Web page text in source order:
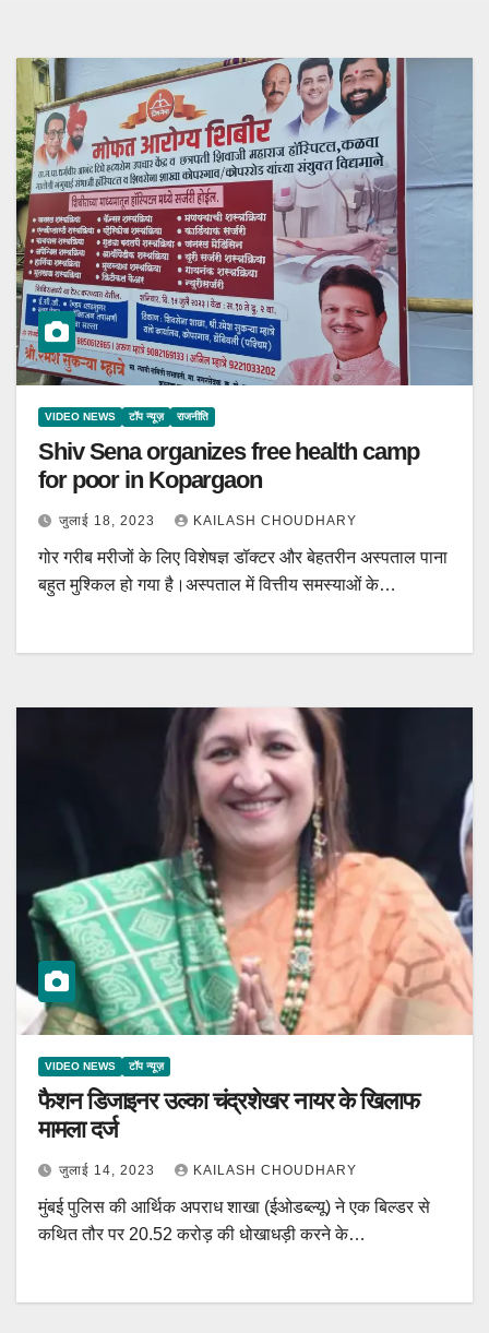
VIDEO NEWS टॉप न्यूज़ राजनीति
Shiv Sena organizes free health camp
for poor in Kopargaon
जुलाई 18, 2023 KAILASH CHOUDHARY
गोर गरीब मरीजों के लिए विशेषज्ञ डॉक्टर और बेहतरीन अस्पताल पाना
बहुत मुश्किल हो गया है।अस्पताल में वित्तीय समस्याओं के…
VIDEO NEWS टॉप न्यूज़
फैशन डिजाइनर उल्का चंद्रशेखर नायर के खिलाफ
मामला दर्ज
जुलाई 14, 2023 KAILASH CHOUDHARY
मुंबई पुलिस की आर्थिक अपराध शाखा (ईओडब्ल्यू) ने एक बिल्डर से
कथित तौर पर 20.52 करोड़ की धोखाधड़ी करने के…